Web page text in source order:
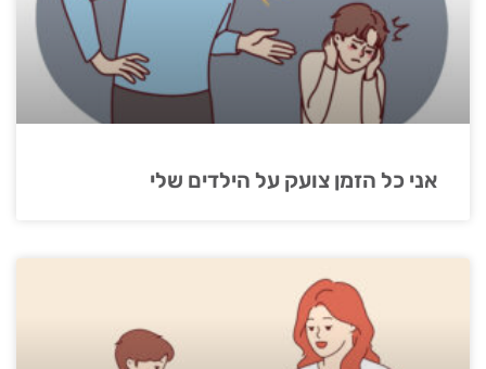
אני כל הזמן צועק על הילדים שלי